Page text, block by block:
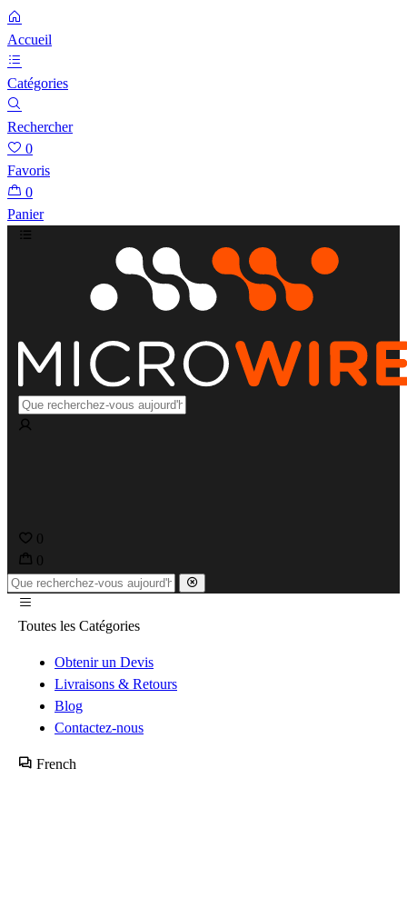
Accueil
Catégories
Rechercher
0
Favoris
0
Panier
0
0
Toutes les Catégories
Obtenir un Devis
Livraisons & Retours
Blog
Contactez-nous
French